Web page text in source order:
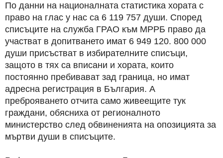
По данни на националната статистика хората с
право на глас у нас са 6 119 757 души. Според
списъците на служба ГРАО към МРРБ право да
участват в допитването имат 6 949 120. 800 000
души присъстват в избирателните списъци,
защото в тях са вписани и хората, които
постоянно пребивават зад граница, но имат
адресна регистрация в България. А
преброяването отчита само живеещите тук
граждани, обясниха от регионалното
министерство след обвиненията на опозицията за
мъртви души в списъците.